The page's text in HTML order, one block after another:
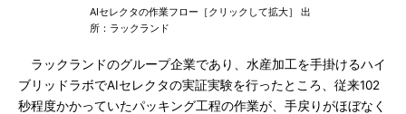
AIセレクタの作業フロー［クリックして拡大］ 出
所：ラックランド
ラックランドのグループ企業であり、水産加工を手掛けるハイ
ブリッドラボでAIセレクタの実証実験を行ったところ、従来102
秒程度かかっていたパッキング工程の作業が、手戻りがほぼなく